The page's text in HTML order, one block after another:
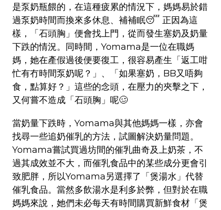
是泵奶瓶餵的，在這種疲累的情況下，媽媽易於錯
過泵奶時間而換來多休息、補補眠😴 正因為這
樣，「石頭胸」便會找上門，從而發生塞奶及奶量
下跌的情況。同時間，Yomama是一位在職媽
媽，她在產假過後便要復工，很容易產生「返工咁
忙有冇時間泵奶呢？」、「如果塞奶，BB又唔夠
食，點算好？」這些的念頭，在壓力的夾擊之下，
又何嘗不造成「石頭胸」呢🥴
當奶量下跌時，Yomama與其他媽媽一樣，亦會
找尋一些追奶催乳的方法，試圖解決奶量問題。
Yomama嘗試買過坊間的催乳曲奇及上奶茶，不
過其成效並不大，而催乳食品中的某些成分更會引
致肥胖，所以Yomama另選擇了「煲湯水 」代替
催乳食品。當然多飲湯水是利多於弊，但對於在職
媽媽來說，她們未必每天有時間購買新鮮食材「煲